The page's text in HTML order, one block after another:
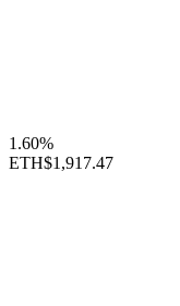
1.60%
ETH$1,917.47